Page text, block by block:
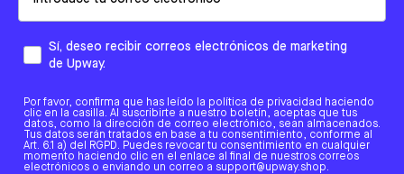
Sí, deseo recibir correos electrónicos de marketing
de Upway.
Por favor, confirma que has leído la política de privacidad haciendo
clic en la casilla. Al suscribirte a nuestro boletín, aceptas que tus
datos, como la dirección de correo electrónico, sean almacenados.
Tus datos serán tratados en base a tu consentimiento, conforme al
Art. 6.1 a) del RGPD. Puedes revocar tu consentimiento en cualquier
momento haciendo clic en el enlace al final de nuestros correos
electrónicos o enviando un correo a support@upway.shop.